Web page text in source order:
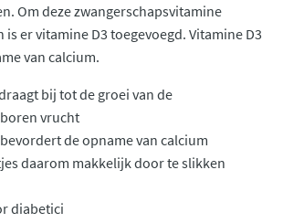
Om deze zwangerschapsvitamine
er vitamine D3 toegevoegd. Vitamine D3
van calcium.
bij tot de groei van de
vrucht
de opname van calcium
daarom makkelijk door te slikken
diabetici